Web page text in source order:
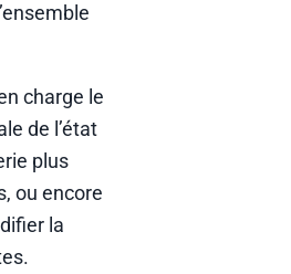
charge le
de l’état
plus
ou encore
la